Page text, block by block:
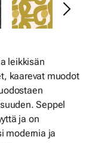
leikkisän
kaarevat muodot
Seppel
ja on
modernia ja